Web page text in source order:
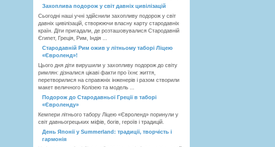
Захоплива подорож у світ давніх цивілізацій
Сьогодні наші учні здійснили захопливу подорож у світ
давніх цивілізацій, створюючи власну карту стародавніх
країн. Діти пригадали, де розташовувалися Стародавній
Єгипет, Греція, Рим, Індія ...
Стародавній Рим ожив у літньому таборі Ліцею
«Євроленд»!
Цього дня діти вирушили у захопливу подорож до світу
римлян: дізналися цікаві факти про їхнє життя,
перетворилися на справжніх інженерів і разом створили
макет величного Колізею та модель ...
Подорож до Стародавньої Греції в таборі
«Євроленду»
Кемпери літнього табору Ліцею «Євроленд» поринули у
світ давньогрецьких міфів, богів, героїв і традицій.
День Японії у Summerland: традиції, творчість і
гармонія